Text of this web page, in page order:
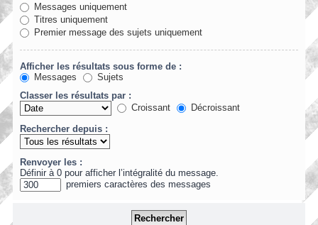
Messages uniquement
Titres uniquement
Premier message des sujets uniquement
Afficher les résultats sous forme de :
Messages
Sujets
Classer les résultats par :
Croissant
Décroissant
Rechercher depuis :
Renvoyer les :
Définir à 0 pour afficher l’intégralité du message.
premiers caractères des messages